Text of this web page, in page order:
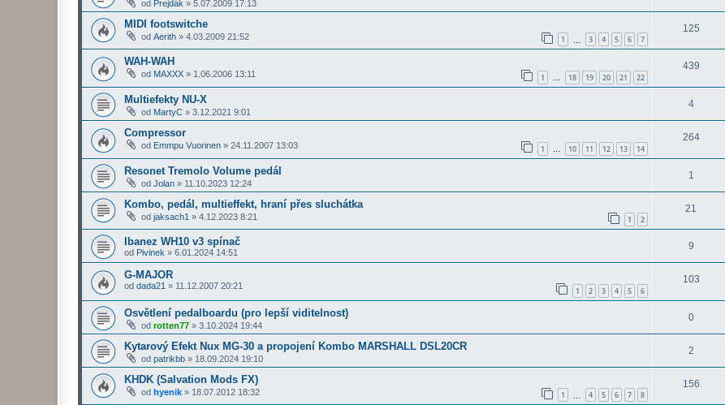
od Prejdák » 5.07.2009 17:13
MIDI footswitche
od Aerith » 4.03.2009 21:52 1 3 4 5 6 7
125
WAH-WAH
od MAXXX » 1.06.2006 13:11 1 … 18 19 20 21 22
439
Multiefekty NU-X
od MartyC » 3.12.2021 9:01
4
Compressor
od Emmpu Vuorinen » 24.11.2007 13:03 1 … 10 11 12 13 14
264
Resonet Tremolo Volume pedál
od Jolan » 11.10.2023 12:24
1
Kombo, pedál, multieffekt, hraní přes sluchátka
od jaksach1 » 4.12.2023 8:21 1 2
21
Ibanez WH10 v3 spínač
od Pivinek » 6.01.2024 14:51
9
G-MAJOR
od dada21 » 11.12.2007 20:21 1 2 3 4 5 6
103
Osvětlení pedalboardu (pro lepší viditelnost)
od rotten77 » 3.10.2024 19:44
0
Kytarový Efekt Nux MG-30 a propojení Kombo MARSHALL DSL20CR
od patrikbb » 18.09.2024 19:10
2
KHDK (Salvation Mods FX)
od hyenik » 18.07.2012 18:32 1 4 5 6 7 8
156